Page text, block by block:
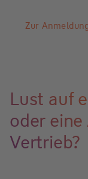
Zur
Lust auf
oder
Vertrieb?